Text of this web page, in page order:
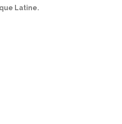
Latine.